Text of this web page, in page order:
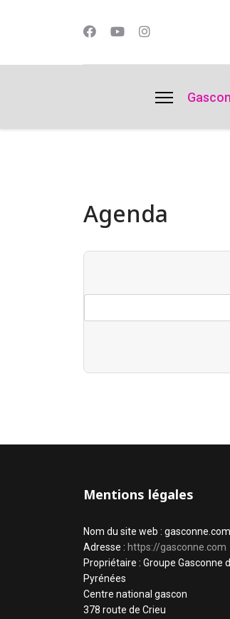
Agenda
Mentions légales
Nom du site web : gasconne.com
Adresse : https://gasconne.com
Propriétaire : Groupe Gasconne
Pyrénées
Centre national gascon
378 route de Crieu